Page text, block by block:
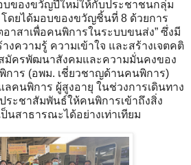
บของขวัญปีใหม่ให้กับประชาชนกลุ่ม
โดยได้มอบของขวัญชิ้นที่ 8 ด้วยการ
อาสาเพื่อคนพิการในระบบขนส่ง” ซึ่งมี
งความรู้ ความเข้าใจ และสร้างเจตคติ
มัครพัฒนาสังคมและความมั่นคงของ
าร (อพม. เชี่ยวชาญด้านคนพิการ)
ลคนพิการ ผู้สูงอายุ ในช่วงการเดินทาง
ระชาสัมพันธ์ให้คนพิการเข้าถึงสิ่ง
นสาธารณะได้อย่างเท่าเทียม